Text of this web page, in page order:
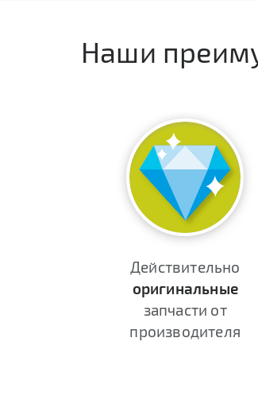
Наши
Действительно
оригинальные
запчасти от
производителя